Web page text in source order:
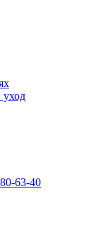
уход
63-40